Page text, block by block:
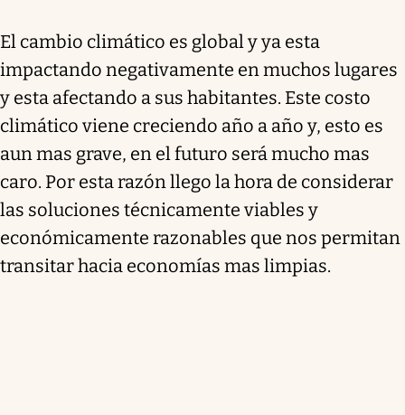
El cambio climático es global y ya esta
impactando negativamente en muchos lugares
y esta afectando a sus habitantes. Este costo
climático viene creciendo año a año y, esto es
aun mas grave, en el futuro será mucho mas
caro. Por esta razón llego la hora de considerar
las soluciones técnicamente viables y
económicamente razonables que nos permitan
transitar hacia economías mas limpias.